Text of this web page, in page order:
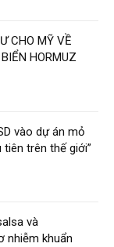
CHO MỸ VỀ
HORMUZ
vào dự án mỏ
tiên trên thế giới”
và
nhiễm khuẩn